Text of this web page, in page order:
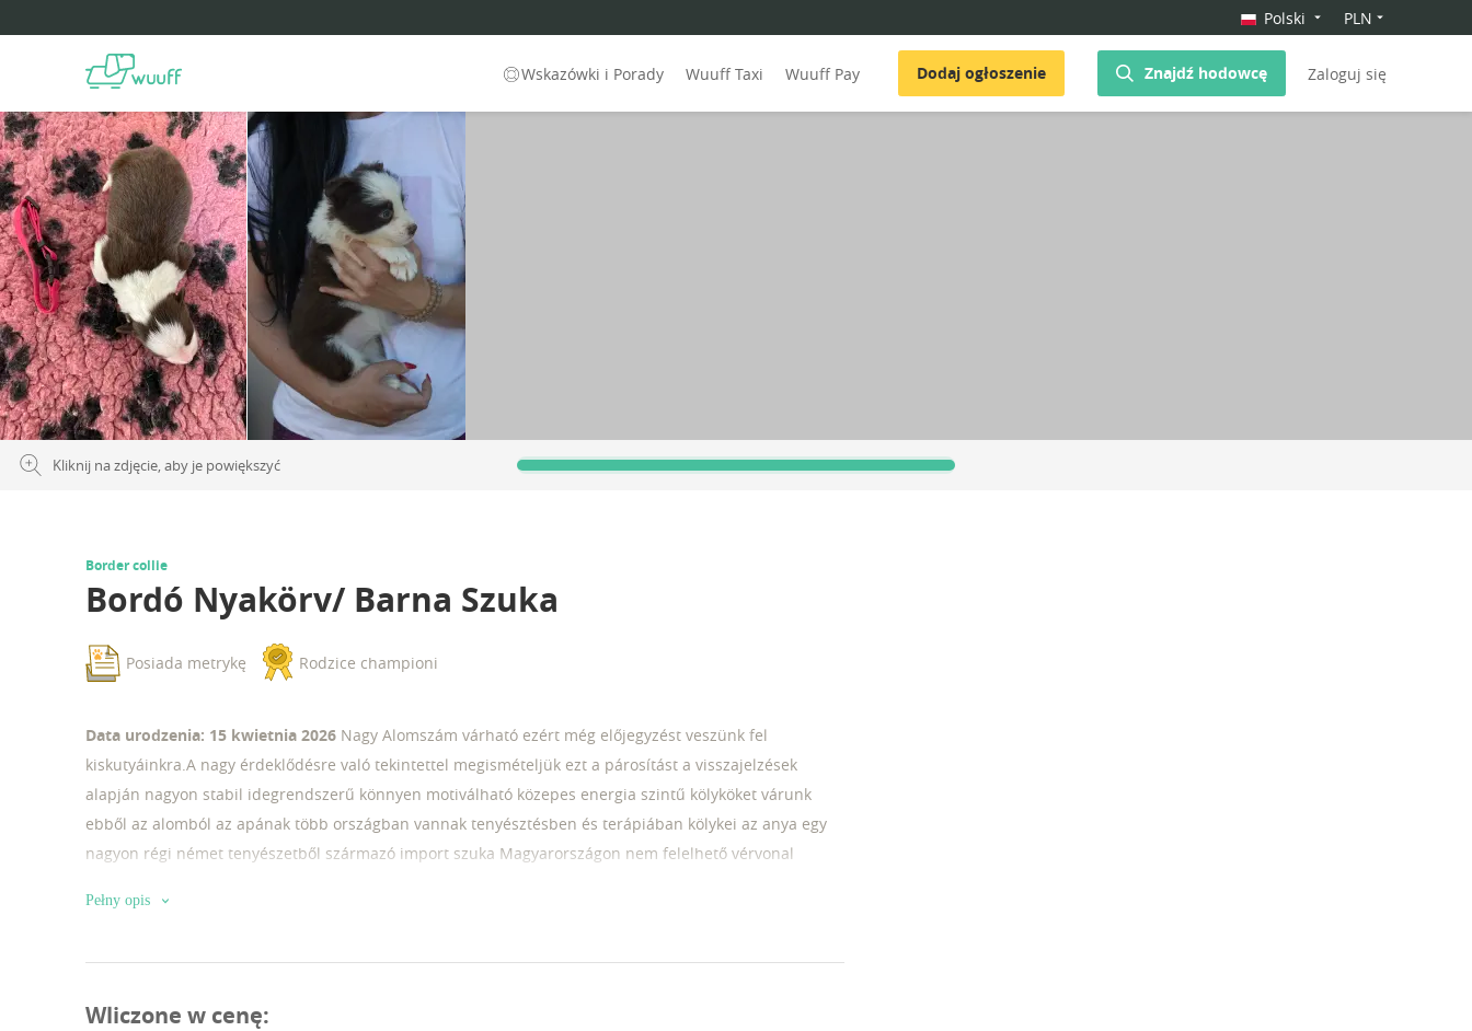
Polski PLN
Wskazówki i Porady Wuuff Taxi Wuuff Pay Dodaj ogłoszenie Znajdź hodowcę Zaloguj się
Kliknij na zdjęcie, aby je powiększyć
Border collie
Bordó Nyakörv/ Barna Szuka
Posiada metrykę Rodzice championi
Data urodzenia: 15 kwietnia 2026 Nagy Alomszám várható ezért még előjegyzést veszünk fel
kiskutyáinkra.A nagy érdeklődésre való tekintettel megismételjük ezt a párosítást a visszajelzések
alapján nagyon stabil idegrendszerű könnyen motiválható közepes energia szintű kölyköket várunk
ebből az alomból az apának több országban vannak tenyésztésben és terápiában kölykei az anya egy
nagyon régi német tenyészetből származó import szuka Magyarországon nem felelhető vérvonal
ezek trikolor változatait, És a nagyon ritka csoki sable, lila sable,- merléket is. A kölykök tervezetten
hagyjuk gazdikhoz szerződésben rögzítve. ***These price are pet price, for export ask a price
Pełny opis
Wliczone w cenę: